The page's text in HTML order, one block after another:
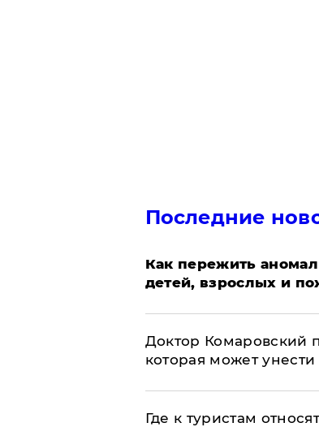
Последние
Как пережить
детей, взрослых и
Доктор Комаровский
которая может
Где к туристам